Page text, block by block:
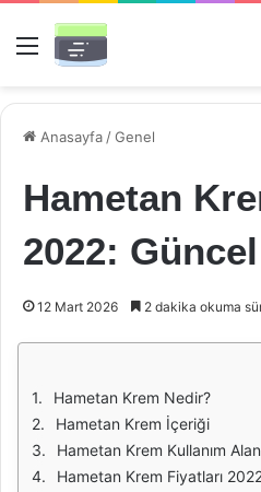
Menü
Anasayfa /Genel
Hametan
2022:
12 Mart 2026 2 dakika okuma
Hametan Krem Nedir?
Hametan Krem İçeriği
Hametan Krem Kullanım
Hametan Krem Fiyatları